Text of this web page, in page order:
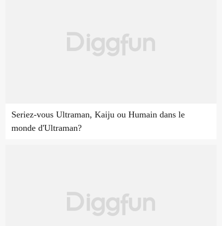
Seriez-vous Ultraman, Kaiju ou Humain dans le
monde d'Ultraman?